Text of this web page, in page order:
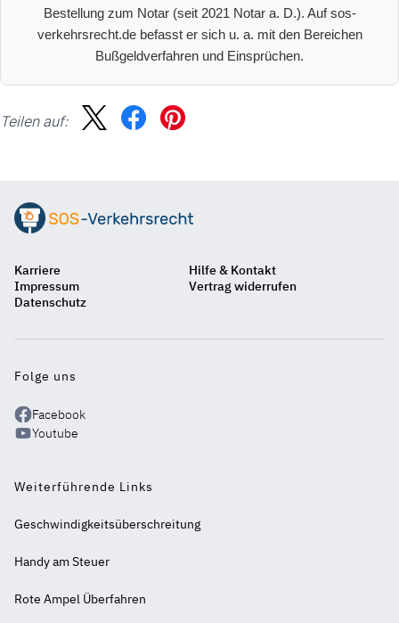
Bestellung zum Notar (seit 2021 Notar a. D.). Auf sos-
verkehrsrecht.de befasst er sich u. a. mit den Bereichen
Bußgeldverfahren und Einsprüchen.
Teilen auf:
Auf
einen
Karriere
Hilfe & Kontakt
Impressum
Vertrag widerrufen
Datenschutz
Folge uns
Facebook
Youtube
Weiterführende Links
Geschwindigkeitsüberschreitung
Handy am Steuer
Rote Ampel Überfahren